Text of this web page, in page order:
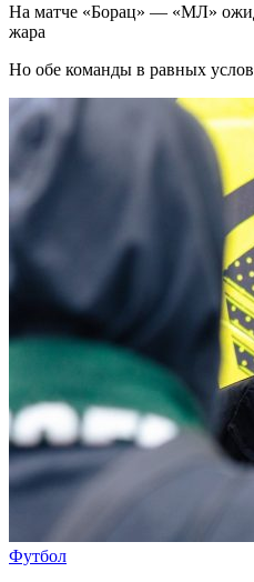
На матче «Борац» — «МЛ»
жара
Но обе команды в равных
Футбол